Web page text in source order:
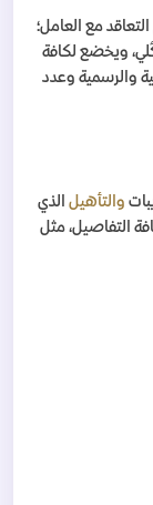
مع العامل؛
ويخضع لكافة
والرسمية وعدد
والتأهيل الذي
التفاصيل، مثل